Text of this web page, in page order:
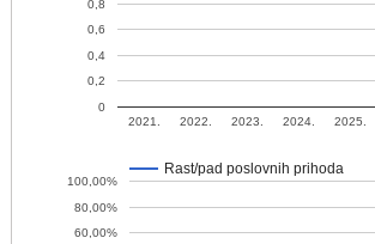
2021. 2022. 2023. 2024. 2025.
0
0,2
0,4
0,6
0,8
Rast/pad poslovnih prihoda
60,00%
80,00%
100,00%